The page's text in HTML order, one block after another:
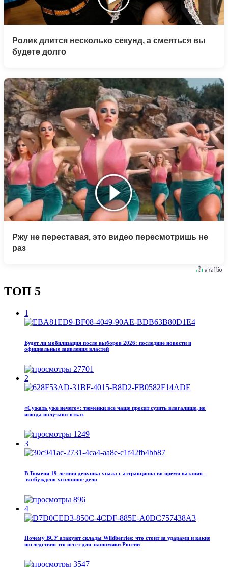
Ролик длится несколько секунд, а смеяться вы
будете долго
Ржу не переставая, это видео пересмотришь не
раз
ТОП 5
1
Будет ли мобилизация после выборов 2026: последние новости и
официальные заявления властей
27701
2
«Сужать уже нечего»: тюменки все чаще просят сузить влагалище, но
иногда получают отказ
1249
3
В Тюмени 19‑летняя девушка упала с аттракциона во время катания –
возбуждено уголовное дело
896
4
Почему ВСУ атакуют склады Wildberries: что стоит за ударами и какие
последствия это несет для экономики России
3547